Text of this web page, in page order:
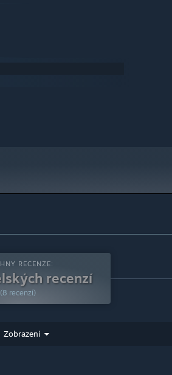
RECENZE:
recenzí
(8 recenzí)
Zobrazení